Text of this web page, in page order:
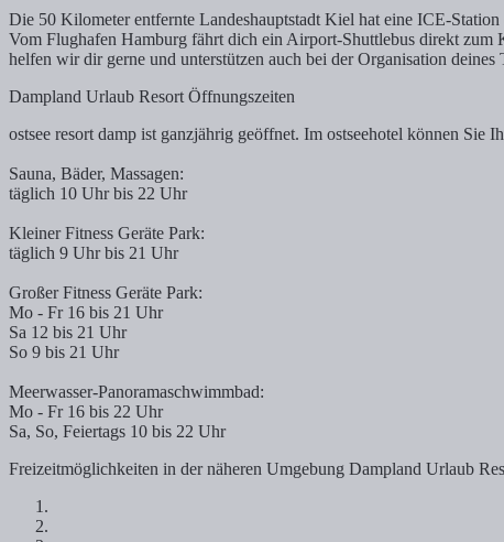
Die 50 Kilometer entfernte Landeshauptstadt Kiel hat eine ICE-
Vom Flughafen Hamburg fährt dich ein Airport-Shuttlebus direkt zum
helfen wir dir gerne und unterstützen auch bei der Organisation deines
Dampland Urlaub Resort Öffnungszeiten
ostsee resort damp ist ganzjährig geöffnet. Im ostseehotel können
Sauna, Bäder, Massagen:
täglich 10 Uhr bis 22 Uhr
Kleiner Fitness Geräte Park:
täglich 9 Uhr bis 21 Uhr
Großer Fitness Geräte Park:
Mo - Fr 16 bis 21 Uhr
Sa 12 bis 21 Uhr
So 9 bis 21 Uhr
Meerwasser-Panoramaschwimmbad:
Mo - Fr 16 bis 22 Uhr
Sa, So, Feiertags 10 bis 22 Uhr
Freizeitmöglichkeiten in der näheren Umgebung Dampland Urlaub